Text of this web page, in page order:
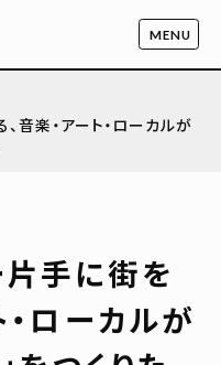
音楽・アート・ローカルが
手に街を
・ローカルが